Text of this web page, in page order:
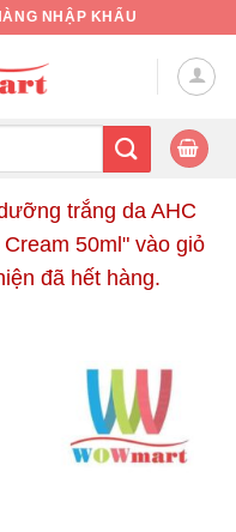
NHẬP KHẨU
trắng da AHC
50ml" vào giỏ
đã hết hàng.